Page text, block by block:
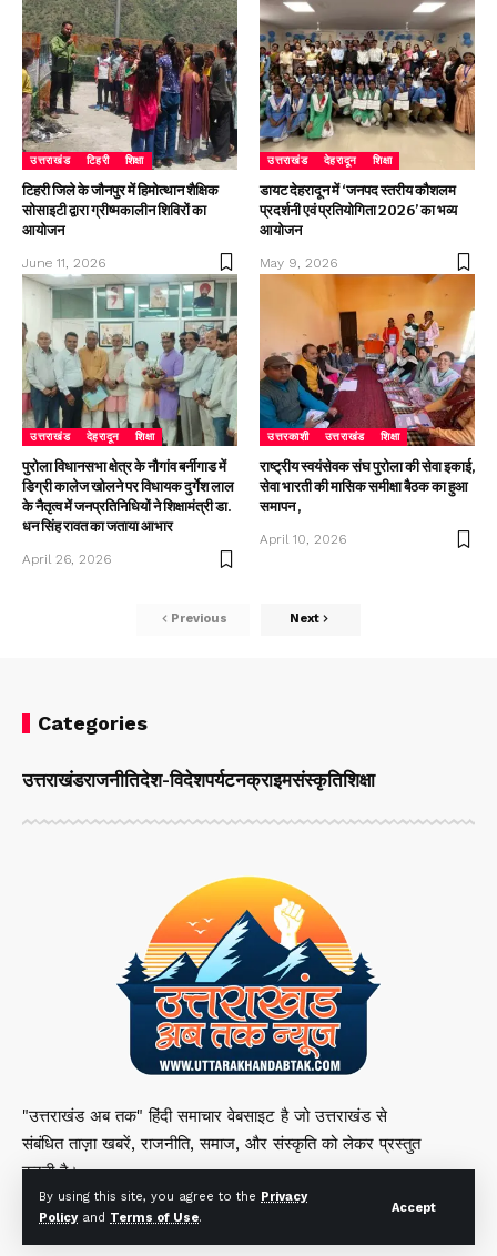
By using this site, you agree to the Privacy
Policyand Terms of Use.
Accept
उत्तराखंड टिहरी शिक्षा
टिहरी जिले के जौनपुर में हिमोत्थान शैक्षिक
सोसाइटी द्वारा ग्रीष्मकालीन शिविरों का
आयोजन
June 11, 2026
उत्तराखंड देहरादून शिक्षा
डायट देहरादून में ‘जनपद स्तरीय कौशलम
प्रदर्शनी एवं प्रतियोगिता 2026’ का भव्य
आयोजन
May 9, 2026
उत्तराखंड देहरादून शिक्षा
पुरोला विधानसभा क्षेत्र के नौगांव बर्नीगाड में
डिग्री कालेज खोलने पर विधायक दुर्गेश लाल
के नैतृत्व में जनप्रतिनिधियों ने शिक्षामंत्री डा.
धन सिंह रावत का जताया आभार
April 26, 2026
उत्तरकाशी उत्तराखंड शिक्षा
राष्ट्रीय स्वयंसेवक संघ पुरोला की सेवा इकाई,
सेवा भारती की मासिक समीक्षा बैठक का हुआ
समापन ,
April 10, 2026
Previous Next
Categories
उत्तराखंडराजनीतिदेश-विदेशपर्यटनक्राइमसंस्कृतिशिक्षा
"उत्तराखंड अब तक" हिंदी समाचार वेबसाइट है जो उत्तराखंड से
संबंधित ताज़ा खबरें, राजनीति, समाज, और संस्कृति को लेकर प्रस्तुत
करती है।